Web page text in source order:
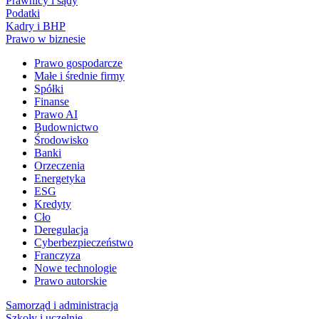
Podatki
Kadry i BHP
Prawo w biznesie
Prawo gospodarcze
Małe i średnie firmy
Spółki
Finanse
Prawo AI
Budownictwo
Środowisko
Banki
Orzeczenia
Energetyka
ESG
Kredyty
Cło
Deregulacja
Cyberbezpieczeństwo
Franczyza
Nowe technologie
Prawo autorskie
Samorząd i administracja